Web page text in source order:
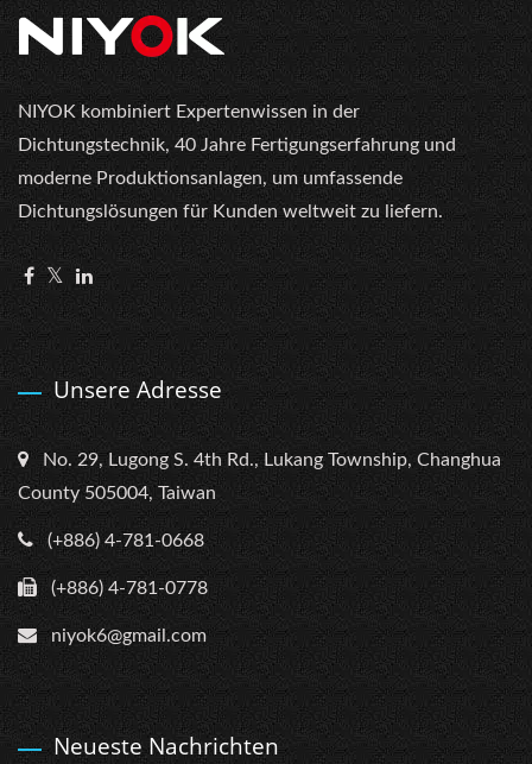
NIYOK kombiniert Expertenwissen in der
Dichtungstechnik, 40 Jahre Fertigungserfahrung und
moderne Produktionsanlagen, um umfassende
Dichtungslösungen für Kunden weltweit zu liefern.
Unsere Adresse
No. 29, Lugong S. 4th Rd., Lukang Township, Changhua
County 505004, Taiwan
(+886) 4-781-0668
(+886) 4-781-0778
niyok6@gmail.com
Neueste Nachrichten